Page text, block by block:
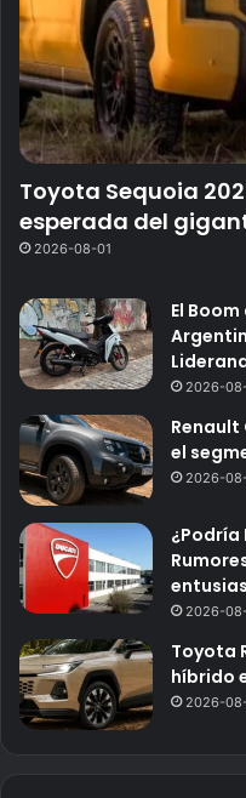
Toyota Sequoia
esperada del
2026-08-01
El
2026-
Renault
el
2026-
2026-
Toyota
híbrido
2026-